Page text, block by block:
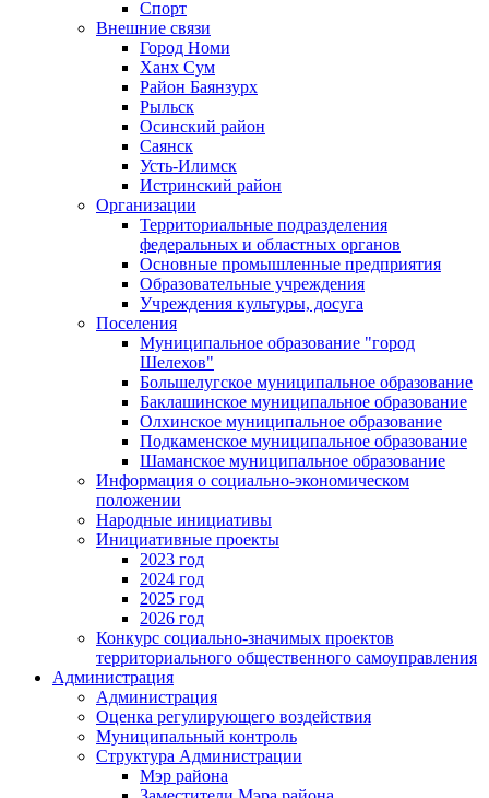
Спорт
Внешние связи
Город Номи
Ханх Сум
Район Баянзурх
Рыльск
Осинский район
Саянск
Усть-Илимск
Истринский район
Организации
Территориальные подразделения
федеральных и областных органов
Основные промышленные предприятия
Образовательные учреждения
Учреждения культуры, досуга
Поселения
Муниципальное образование "город
Шелехов"
Большелугское муниципальное образование
Баклашинское муниципальное образование
Олхинское муниципальное образование
Подкаменское муниципальное образование
Шаманское муниципальное образование
Информация о социально-экономическом
положении
Народные инициативы
Инициативные проекты
2023 год
2024 год
2025 год
2026 год
Конкурс социально-значимых проектов
территориального общественного самоуправления
Администрация
Администрация
Оценка регулирующего воздействия
Муниципальный контроль
Структура Администрации
Мэр района